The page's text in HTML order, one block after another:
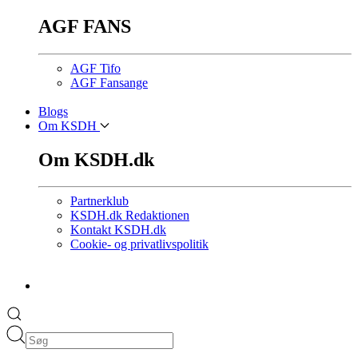
AGF FANS
AGF Tifo
AGF Fansange
Blogs
Om KSDH
Om KSDH.dk
Partnerklub
KSDH.dk Redaktionen
Kontakt KSDH.dk
Cookie- og privatlivspolitik